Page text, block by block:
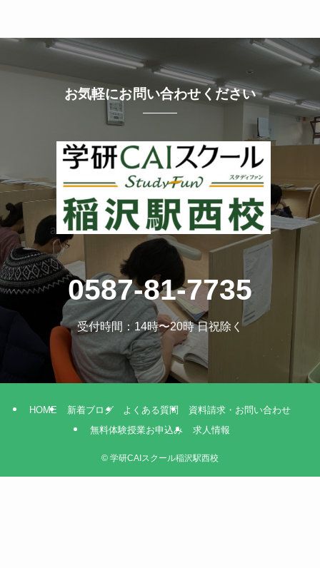
お気軽にお問い合わせください
a
0587-81-7735
受付時間：14時〜20時 日祝除く
HOME 新着ブログ よくある質問
資料請求・お問い合わせ
無料体験授業お申込み
求人情報
© 学研CAIスクール稲沢駅西校